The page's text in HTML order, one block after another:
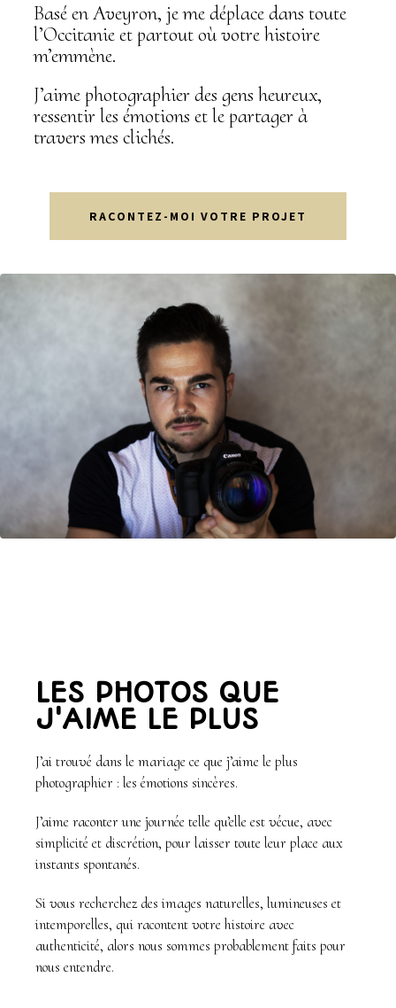
Basé en Aveyron, je me déplace dans toute
l’Occitanie et partout où votre histoire
m’emmène.
J’aime photographier des gens heureux,
ressentir les émotions et le partager à
travers mes clichés.
RACONTEZ-MOI VOTRE PROJET
LES PHOTOS QUE
J'AIME LE PLUS
J’ai trouvé dans le mariage ce que j’aime le plus
photographier : les émotions sincères.
J’aime raconter une journée telle qu’elle est vécue, avec
simplicité et discrétion, pour laisser toute leur place aux
instants spontanés.
Si vous recherchez des images naturelles, lumineuses et
intemporelles, qui racontent votre histoire avec
authenticité, alors nous sommes probablement faits pour
nous entendre.